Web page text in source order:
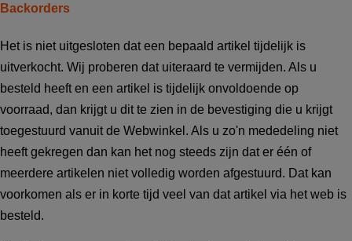
Backorders
Het is niet uitgesloten dat een bepaald artikel tijdelijk is
uitverkocht. Wij proberen dat uiteraard te vermijden. Als u
besteld heeft en een artikel is tijdelijk onvoldoende op
voorraad, dan krijgt u dit te zien in de bevestiging die u krijgt
toegestuurd vanuit de Webwinkel. Als u zo'n mededeling niet
heeft gekregen dan kan het nog steeds zijn dat er één of
meerdere artikelen niet volledig worden afgestuurd. Dat kan
voorkomen als er in korte tijd veel van dat artikel via het web is
besteld.